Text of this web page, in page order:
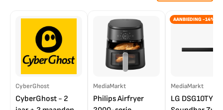
CyberGhost
CyberGhost - 2
MediaMarkt
Philips Airfryer
AANBIEDING -14%
MediaMarkt
LG DSG10TY